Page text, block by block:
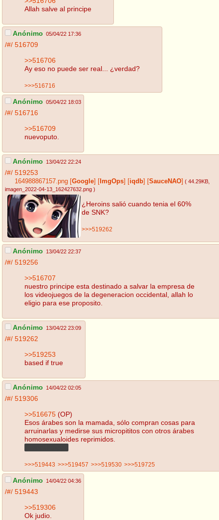
Allah salve al principe
Anónimo 05/04/22 17:36
/#/ 516709
>>516706
Ay eso no puede ser real... ¿verdad?
>>>516716
Anónimo 05/04/22 18:03
/#/ 516716
>>516709
nuevoputo.
Anónimo 13/04/22 22:24
/#/ 519253
164988867157.png Google ImgOps iqdb SauceNAO ( 44.29KB
imagen_2022-04-13_162427632.png )
¿Heroins salió cuando tenia el 60%
de SNK?
>>>519262
Anónimo 13/04/22 22:37
/#/ 519256
>>516707
nuestro principe esta destinado a salvar la empresa de
los videojuegos de la degeneracion occidental, allah lo
eligio para ese proposito.
Anónimo 13/04/22 23:09
/#/ 519262
>>519253
based if true
Anónimo 14/04/22 02:05
/#/ 519306
>>516675 (OP)
Esos árabes son la mamada, sólo compran cosas para
arruinarlas y medirse sus micropititos con otros árabes
homosexualoides reprimidos.
>>>519443 >>>519457 >>>519530 >>>519725
Anónimo 14/04/22 04:36
/#/ 519443
>>519306
Ok judio.